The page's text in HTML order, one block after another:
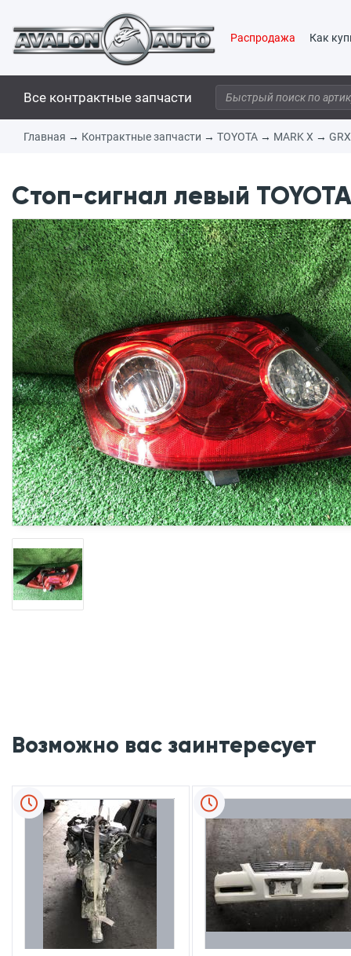
Распродажа Как
Все контрактные запчасти
Главная → Контрактные запчасти → TOYOTA → MARK X →
Стоп-сигнал левый
Возможно вас заинтересует